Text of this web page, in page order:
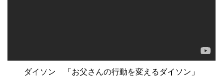
ダイソン 「お父さんの行動を変えるダイソン」